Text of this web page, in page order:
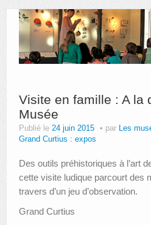
AUTRES LIEUX
ANIMATIONS DES MUSÉES
LES APPELS À PROJETS
LE PORTAIL DES
Visite en famille : A la
Musée
Publié le 24 juin 2015 par Les
Grand Curtius : expos
Des outils préhistoriques à l’art
cette visite ludique parcourt des
travers d’un jeu d’observation.
Grand Curtius